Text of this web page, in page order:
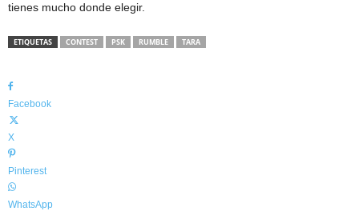
tienes mucho donde elegir.
ETIQUETAS CONTEST PSK RUMBLE TARA
Facebook
X
Pinterest
WhatsApp